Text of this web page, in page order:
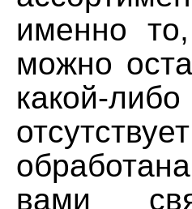
именно
можно
какой-
вами